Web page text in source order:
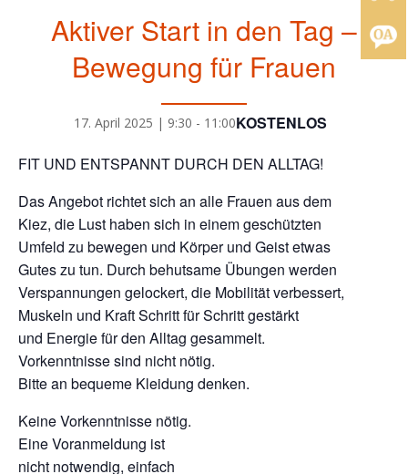
Aktiver Start in den Tag –
Bewegung für Frauen
17. April 2025 | 9:30 - 11:00KOSTENLOS
FIT UND ENTSPANNT DURCH DEN ALLTAG!
Das Angebot richtet sich an alle Frauen aus dem
Kiez, die Lust haben sich in einem geschützten
Umfeld zu bewegen und Körper und Geist etwas
Gutes zu tun. Durch behutsame Übungen werden
Verspannungen gelockert, die Mobilität verbessert,
Muskeln und Kraft Schritt für Schritt gestärkt
und Energie für den Alltag gesammelt.
Vorkenntnisse sind nicht nötig.
Bitte an bequeme Kleidung denken.
Keine Vorkenntnisse nötig.
Eine Voranmeldung ist
nicht notwendig, einfach